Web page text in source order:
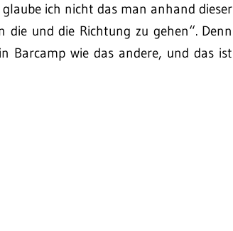
ich nicht das man anhand dieser
und die Richtung zu gehen“. Denn
Barcamp wie das andere, und das ist